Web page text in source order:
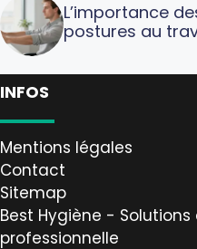
L’importance
postures au
INFOS
Mentions légales
Contact
Sitemap
Best Hygiène -
professionnelle